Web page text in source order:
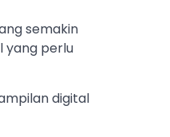
semakin
yang perlu
digital